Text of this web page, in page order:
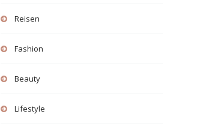
Reisen
Fashion
Beauty
Lifestyle